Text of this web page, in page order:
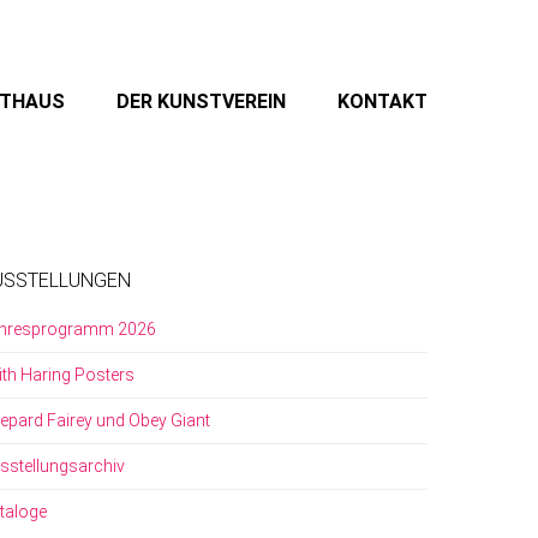
DER KUNSTVEREIN KONTAKT
2026
Haring Posters
Fairey und Obey Giant